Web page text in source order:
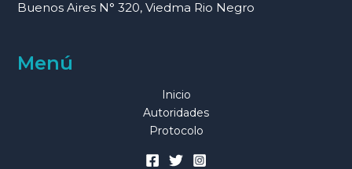
Buenos Aires N° 320, Viedma Rio Negro
Menú
Inicio
Autoridades
Protocolo